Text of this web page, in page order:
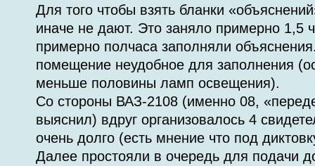
Для того чтобы взять бланки
иначе не дают. Это заняло примерно 1,5
примерно полчаса заполняли
помещение неудобное для заполнения
меньше половины ламп освещения).
Со стороны ВАЗ-2108 (именно 08,
выяснил) вдруг организовалось 4
очень долго (есть мнение что под
Далее простояли в очередь для подачи